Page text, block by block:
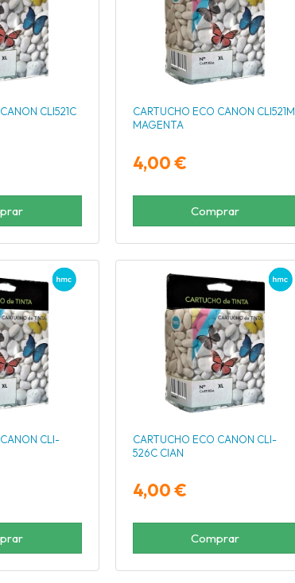
CLI521C
CARTUCHO ECO CANON CLI521M
MAGENTA
4,00 €
Comprar
CLI-
CARTUCHO ECO CANON CLI-
526C CIAN
4,00 €
Comprar